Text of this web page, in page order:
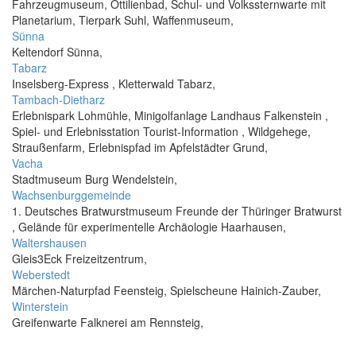
Fahrzeugmuseum, Ottilienbad, Schul- und Volkssternwarte mit
Planetarium, Tierpark Suhl, Waffenmuseum,
Sünna
Keltendorf Sünna,
Tabarz
Inselsberg-Express , Kletterwald Tabarz,
Tambach-Dietharz
Erlebnispark Lohmühle, Minigolfanlage Landhaus Falkenstein ,
Spiel- und Erlebnisstation Tourist-Information , Wildgehege,
Straußenfarm, Erlebnispfad im Apfelstädter Grund,
Vacha
Stadtmuseum Burg Wendelstein,
Wachsenburggemeinde
1. Deutsches Bratwurstmuseum Freunde der Thüringer Bratwurst
, Gelände für experimentelle Archäologie Haarhausen,
Waltershausen
Gleis3Eck Freizeitzentrum,
Weberstedt
Märchen-Naturpfad Feensteig, Spielscheune Hainich-Zauber,
Winterstein
Greifenwarte Falknerei am Rennsteig,